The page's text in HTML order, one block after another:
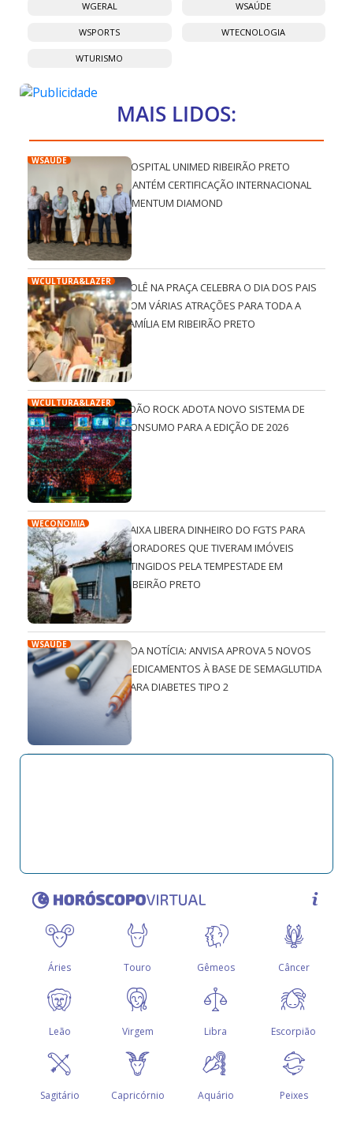
WGERAL WSAÚDE
WSPORTS WTECNOLOGIA
WTURISMO
MAIS LIDOS:
WSAÚDE
HOSPITAL UNIMED RIBEIRÃO PRETO
MANTÉM CERTIFICAÇÃO INTERNACIONAL
QMENTUM DIAMOND
WCULTURA&LAZER
ROLÊ NA PRAÇA CELEBRA O DIA DOS PAIS
COM VÁRIAS ATRAÇÕES PARA TODA A
FAMÍLIA EM RIBEIRÃO PRETO
WCULTURA&LAZER
JOÃO ROCK ADOTA NOVO SISTEMA DE
CONSUMO PARA A EDIÇÃO DE 2026
WECONOMIA
CAIXA LIBERA DINHEIRO DO FGTS PARA
MORADORES QUE TIVERAM IMÓVEIS
ATINGIDOS PELA TEMPESTADE EM
RIBEIRÃO PRETO
WSAÚDE
BOA NOTÍCIA: ANVISA APROVA 5 NOVOS
MEDICAMENTOS À BASE DE SEMAGLUTIDA
PARA DIABETES TIPO 2